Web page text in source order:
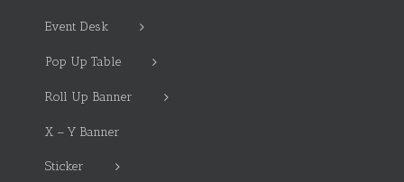
Event Desk
Pop Up Table
Roll Up Banner
X – Y Banner
Sticker